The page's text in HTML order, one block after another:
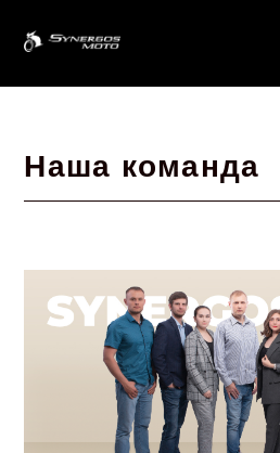
Наша команда